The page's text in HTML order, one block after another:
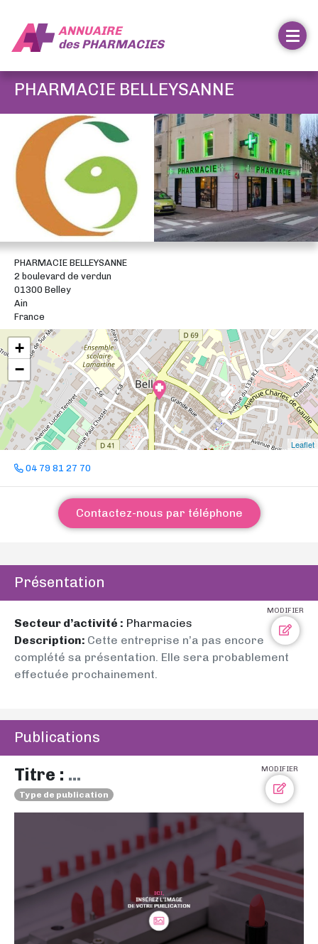
ANNUAIRE
desPHARMACIES
PHARMACIE BELLEYSANNE
PHARMACIE BELLEYSANNE
2 boulevard de verdun
01300 Belley
Ain
France
+
−
Leaflet
04 79 81 27 70
Contactez-nous par téléphone
Présentation
MODIFIER
Secteur d’activité : Pharmacies
Description: Cette entreprise n’a pas encore
complété sa présentation. Elle sera probablement
effectuée prochainement.
Publications
MODIFIER
Titre : ...
Type de publication